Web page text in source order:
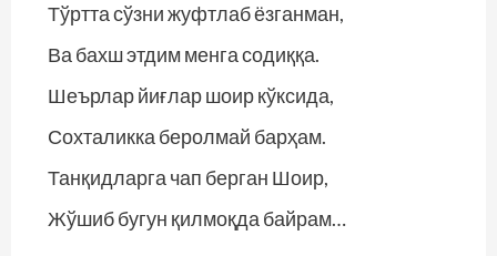
Тўртта сўзни жуфтлаб ёзганман,
Ва бахш этдим менга содиққа.
Шеърлар йиғлар шоир кўксида,
Сохталикка беролмай барҳам.
Танқидларга чап берган Шоир,
Жўшиб бугун қилмоқда байрам…